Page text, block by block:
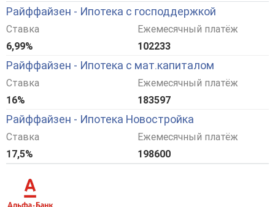
Райффайзен - Ипотека с господдержкой
Ставка
6,99%
Ежемесячный платёж
102233
Райффайзен - Ипотека с мат.капиталом
Ставка
16%
Ежемесячный платёж
183597
Райффайзен - Ипотека Новостройка
Ставка
17,5%
Ежемесячный платёж
198600